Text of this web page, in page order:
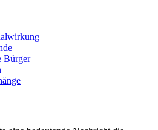
Bürger